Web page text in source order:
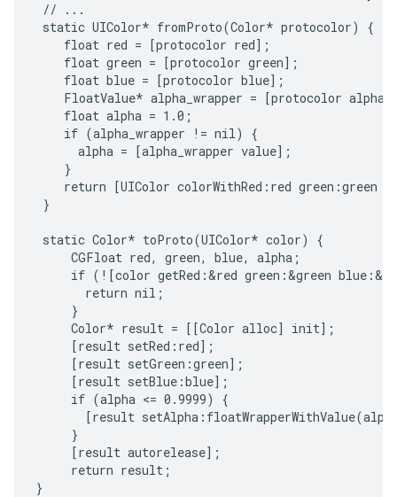
// ...
static UIColor* fromProto(Color* protocolor) {
    float red = [protocolor red];
    float green = [protocolor green];
    float blue = [protocolor blue];
FloatValue* alpha_wrapper = [protocolor
    float alpha = 1.0;
    if (alpha_wrapper != nil) {
      alpha = [alpha_wrapper value];
    }
return [UIColor colorWithRed:red green:green
}
static Color* toProto(UIColor* color) {
     CGFloat red, green, blue, alpha;
if (![color getRed:&red green:&green
       return nil;
     }
     Color* result = [[Color alloc] init];
     [result setRed:red];
     [result setGreen:green];
     [result setBlue:blue];
     if (alpha <= 0.9999) {
[result
     }
     [result autorelease];
     return result;
}